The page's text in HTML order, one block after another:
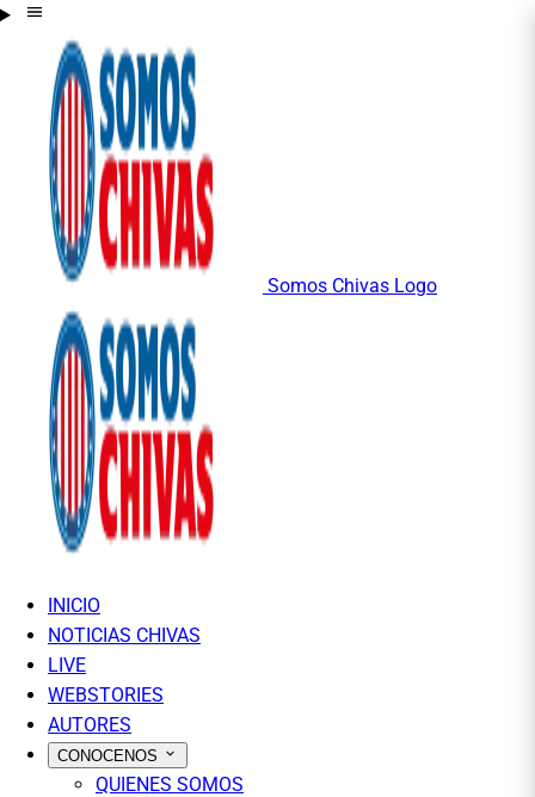
Somos Chivas Logo
INICIO
NOTICIAS CHIVAS
LIVE
WEBSTORIES
AUTORES
CONOCENOS
QUIENES SOMOS